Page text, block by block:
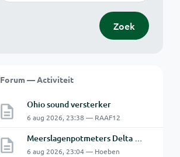
Zoek
Forum — Activiteit
Ohio sound versterker
6 aug 2026, 23:38 — RAAF12
Meerslagenpotmeters Delta SM45-70D
6 aug 2026, 23:04 — Hoeben